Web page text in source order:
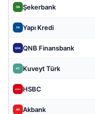
Şekerbank
Yapı Kredi
QNB Finansbank
Kuveyt Türk
HSBC
Akbank